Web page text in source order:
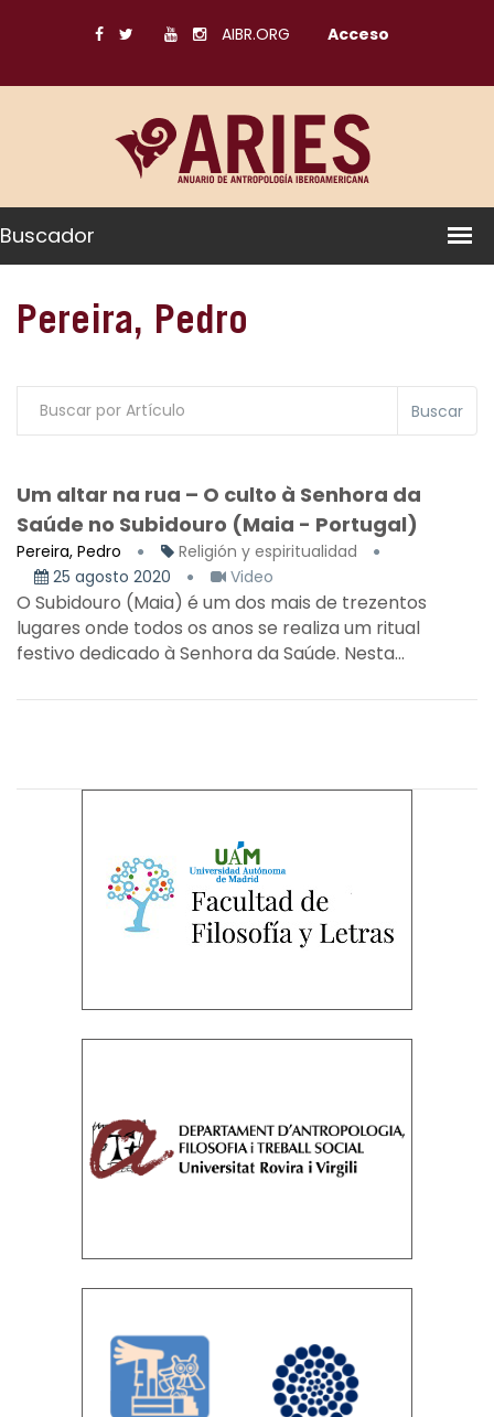
AIBR.ORG Acceso
Buscador
Pereira, Pedro
Buscar
Um altar na rua – O culto à Senhora da
Saúde no Subidouro (Maia - Portugal)
Pereira, Pedro
Religión y espiritualidad
25 agosto 2020
Video
O Subidouro (Maia) é um dos mais de trezentos
lugares onde todos os anos se realiza um ritual
festivo dedicado à Senhora da Saúde. Nesta...